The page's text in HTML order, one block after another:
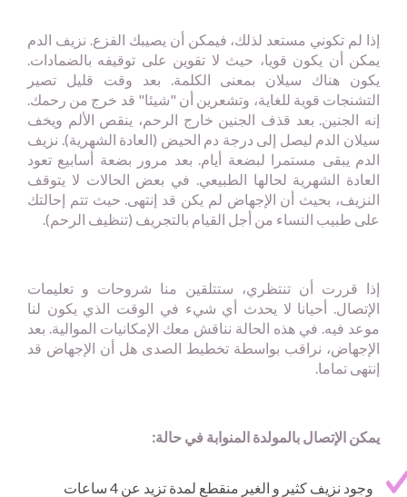
إذا لم تكوني مستعد لذلك، فيمكن أن يصيبك الفزع. نزيف الدم
يمكن أن يكون قويا، حيث لا تقوين على توقيفه بالضمادات.
يكون هناك سيلان بمعنى الكلمة. بعد وقت قليل تصير
التشنجات قوية للغاية، وتشعرين أن "شيئا" قد خرج من رحمك.
إنه الجنين. بعد قذف الجنين خارج الرحم، ينقص الألم ويخف
سيلان الدم ليصل إلى درجة دم الحيض (العادة الشهرية). نزيف
الدم يبقى مستمرا لبضعة أيام. بعد مرور بضعة أسابيع تعود
العادة الشهرية لحالها الطبيعي. في بعض الحالات لا يتوقف
النزيف، بحيث أن الإجهاض لم يكن قد إنتهى. حيث تتم إحالتك
على طبيب النساء من أجل القيام بالتجريف (تنظيف الرحم).
إذا قررت أن تنتظري، ستتلقين منا شروحات و تعليمات
الإتصال. أحيانا لا يحدث أي شيء في الوقت الذي يكون لنا
موعد فيه. في هذه الحالة نناقش معك الإمكانيات الموالية. بعد
الإجهاض، نراقب بواسطة تخطيط الصدى هل أن الإجهاض قد
إنتهى تماما.
يمكن الإتصال بالمولدة المنوابة في حالة:
وجود نزيف كثير و الغير منقطع لمدة تزيد عن 4 ساعات